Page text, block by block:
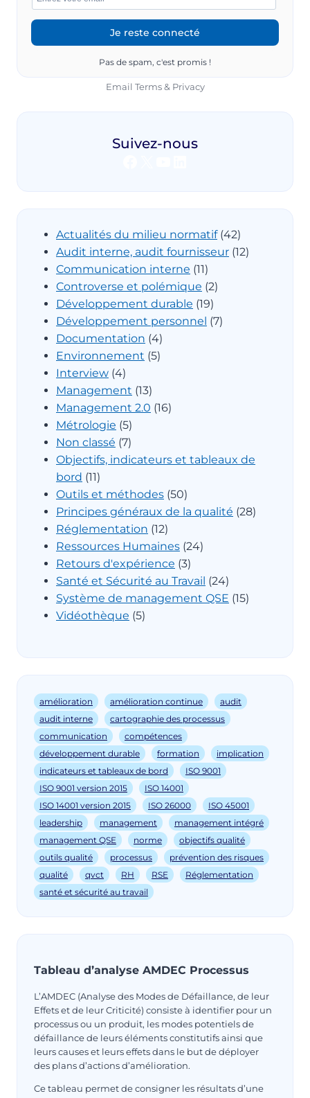
Pas de spam, c'est promis !
Email Terms& Privacy
Suivez-nous
Actualités du milieu normatif(42)
Audit interne, audit fournisseur (12)
Communication interne (11)
Controverse et polémique (2)
Développement durable (19)
Développement personnel (7)
Documentation (4)
Environnement (5)
Interview (4)
Management (13)
Management 2.0 (16)
Métrologie (5)
Non classé (7)
Objectifs, indicateurs et tableaux de
bord (11)
Outils et méthodes (50)
Principes généraux de la qualité (28)
Réglementation (12)
Ressources Humaines (24)
Retours d'expérience (3)
Santé et Sécurité au Travail (24)
Système de management QSE (15)
Vidéothèque (5)
amélioration amélioration continue
audit
audit interne
cartographie des processus
communication
compétences
développement durable
formation
implication
indicateurs et tableaux de bord
ISO 9001
ISO 9001 version 2015
ISO 14001
ISO 14001 version 2015
ISO 26000
ISO 45001
leadership
management
management intégré
management QSE
norme
objectifs qualité
outils qualité
processus
prévention des risques
qualité
qvct RH RSE
Réglementation
santé et sécurité au travail
Tableau d’analyse AMDEC Processus
L’AMDEC (Analyse des Modes de Défaillance, de leur
Effets et de leur Criticité) consiste à identifier pour un
processus ou un produit, les modes potentiels de
défaillance de leurs éléments constitutifs ainsi que
leurs causes et leurs effets dans le but de déployer
des plans d’actions d’amélioration.
Ce tableau permet de consigner les résultats d’une